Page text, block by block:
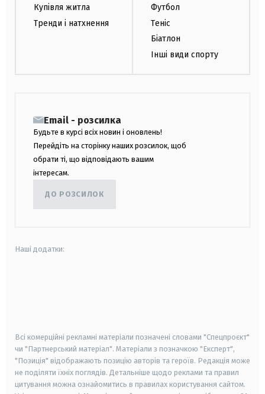
Купівля житла
Тренди і натхнення
Футбол
Теніс
Біатлон
Інші види спорту
Email - розсилка
Будьте в курсі всіх новин і оновлень!
Перейдіть на сторінку наших розсилок, щоб
обрати ті, що відповідають вашим
інтересам.
ДО РОЗСИЛОК
Наші додатки:
Всі комерційні рекламні матеріали позначені словами "Спецпроєкт"
чи "Партнерський матеріал". Матеріали з позначкою "Експерт",
"Позиція" відображають позицію авторів та героїв. Редакція може
не поділяти їхніх поглядів. Детальніше щодо реклами та правил
цитування можна ознайомитись в правилах користування сайтом.